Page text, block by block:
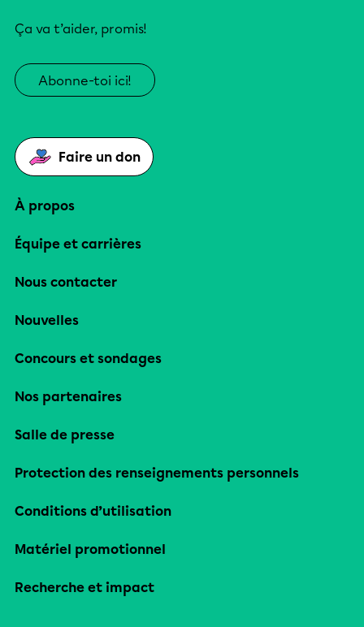
Ça va t’aider, promis!
Abonne-toi ici!
Faire un don
À propos
Équipe et carrières
Nous contacter
Nouvelles
Concours et sondages
Nos partenaires
Salle de presse
Protection des renseignements personnels
Conditions d’utilisation
Matériel promotionnel
Recherche et impact